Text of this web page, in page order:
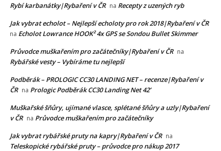
Rybí karbanátky|Rybaření v ČR na Recepty z uzených ryb
Jak vybrat echolot – Nejlepší echoloty pro rok 2018|Rybaření v ČR
na Echolot Lowrance HOOK² 4x GPS se Sondou Bullet Skimmer
Průvodce muškařením pro začátečníky|Rybaření v ČR na
Rybářské vesty – Vybíráme tu nejlepší
Podběrák – PROLOGIC CC30 LANDING NET – recenze|Rybaření v
ČR na Prologic Podběrák CC30 Landing Net 42’
Muškařské šňůry, ujímané vlasce, splétané šňůry a uzly|Rybaření
v ČR na Průvodce muškařením pro začátečníky
Jak vybrat rybářské pruty na kapry|Rybaření v ČR na
Teleskopické rybářské pruty – průvodce pro nákup 2017